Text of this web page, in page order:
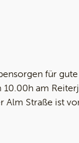
für
10.00h am
Alm Straße ist